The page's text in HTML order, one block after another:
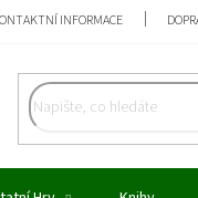
INFORMACE